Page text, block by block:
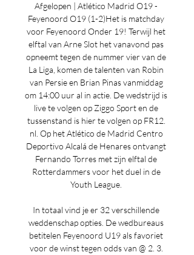
Afgelopen | Atlético Madrid O19 -
Feyenoord O19 (1-2)Het is matchday
voor Feyenoord Onder 19! Terwijl het
elftal van Arne Slot het vanavond pas
opneemt tegen de nummer vier van de
La Liga, komen de talenten van Robin
van Persie en Brian Pinas vanmiddag
om 14:00 uur al in actie. De wedstrijd is
live te volgen op Ziggo Sport en de
tussenstand is hier te volgen op FR12.
nl. Op het Atlético de Madrid Centro
Deportivo Alcalá de Henares ontvangt
Fernando Torres met zijn elftal de
Rotterdammers voor het duel in de
Youth League.
In totaal vind je er 32 verschillende
weddenschap opties. De wedbureaus
betitelen Feyenoord U19 als favoriet
voor de winst tegen odds van @ 2. 3.